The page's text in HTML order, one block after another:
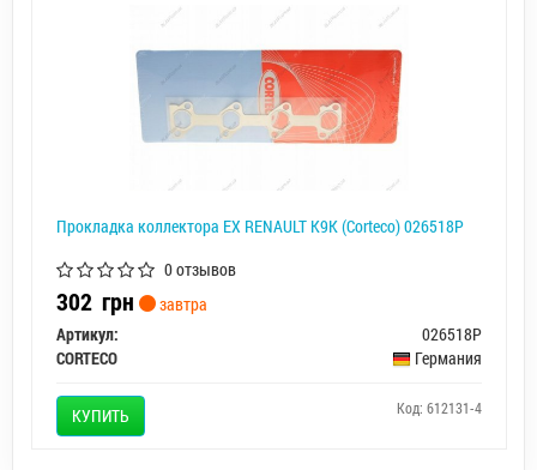
Прокладка коллектора EX RENAULT K9K (Corteco) 026518P
0 отзывов
302 грн
завтра
Артикул:
026518P
CORTECO
Германия
КУПИТЬ Код: 612131-4